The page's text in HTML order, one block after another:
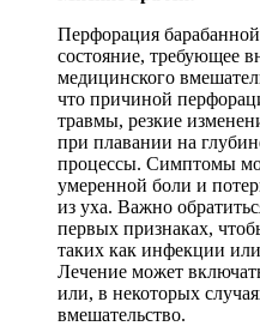
Перфорация
состояние, требующее
медицинского
что причиной
травмы, резкие
при плавании на
процессы. Симптомы
умеренной боли и
из уха. Важно
первых признаках,
таких как инфекции
Лечение может
или, в некоторых
вмешательство.